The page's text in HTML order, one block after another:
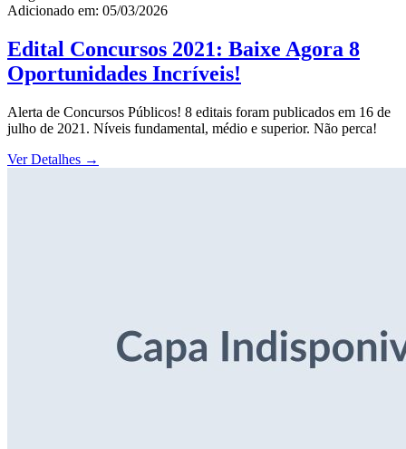
Adicionado em: 05/03/2026
Edital Concursos 2021: Baixe Agora 8
Oportunidades Incríveis!
Alerta de Concursos Públicos! 8 editais foram publicados em 16 de
julho de 2021. Níveis fundamental, médio e superior. Não perca!
Ver Detalhes →